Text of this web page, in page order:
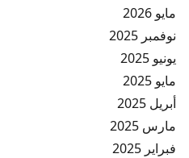
مايو 2026
نوفمبر 2025
يونيو 2025
مايو 2025
أبريل 2025
مارس 2025
فبراير 2025